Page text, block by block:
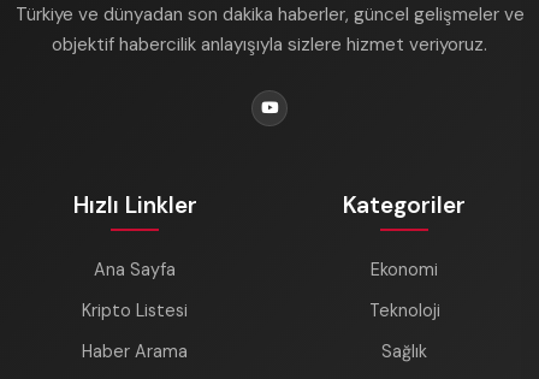
Türkiye ve dünyadan son dakika haberler, güncel gelişmeler ve
objektif habercilik anlayışıyla sizlere hizmet veriyoruz.
Hızlı Linkler
Ana Sayfa
Kripto Listesi
Haber Arama
Kategoriler
Ekonomi
Teknoloji
Sağlık